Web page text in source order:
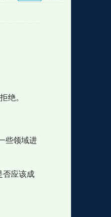
n
绝。
些领域进
否应该成